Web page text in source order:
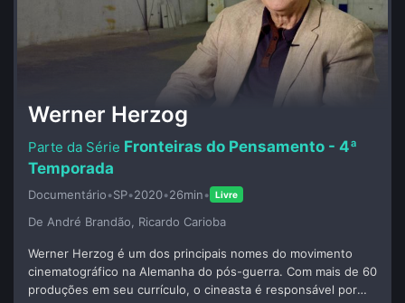
Werner Herzog
Fronteiras do Pensamento - 4ª
Temporada
Documentário•SP•2020•26min• Livre
De André Brandão, Ricardo Carioba
Werner Herzog é um dos principais nomes do movimento
cinematográfico na Alemanha do pós-guerra. Com mais de 60
produções em seu currículo, o cineasta é responsável por